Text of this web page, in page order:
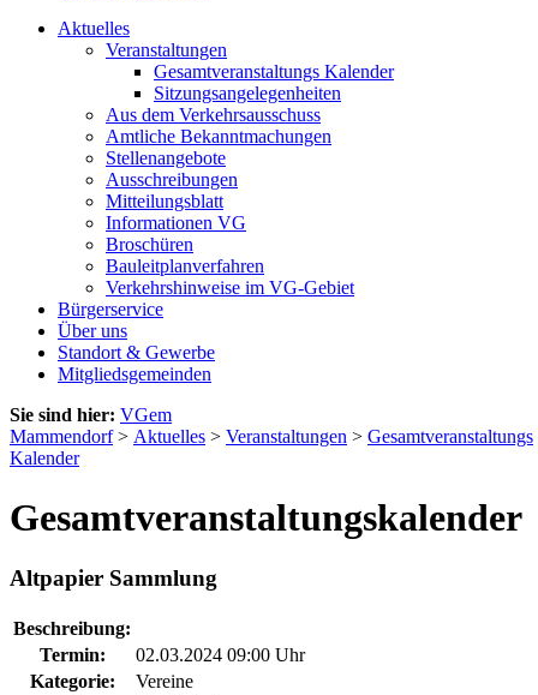
Aktuelles
Veranstaltungen
Gesamtveranstaltungs Kalender
Sitzungsangelegenheiten
Aus dem Verkehrsausschuss
Amtliche Bekanntmachungen
Stellenangebote
Ausschreibungen
Mitteilungsblatt
Informationen VG
Broschüren
Bauleitplanverfahren
Verkehrshinweise im VG-Gebiet
Bürgerservice
Über uns
Standort & Gewerbe
Mitgliedsgemeinden
Sie sind hier: VGem
Mammendorf> Aktuelles > Veranstaltungen > Gesamtveranstaltungs
Kalender
Gesamtveranstaltungskalender
Altpapier Sammlung
Beschreibung:
Termin:
02.03.2024 09:00 Uhr
Kategorie:
Vereine